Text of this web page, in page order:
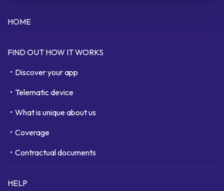
HOME
FIND OUT HOW IT WORKS
Discover your app
Telematic device
What is unique about us
Coverage
Contractual documents
HELP